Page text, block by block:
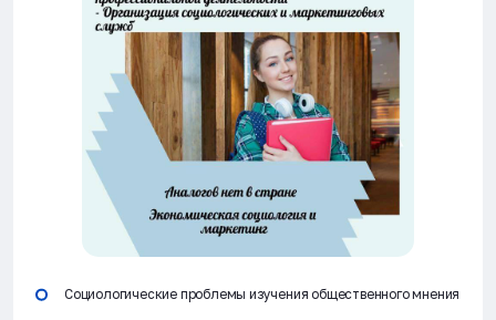
Социологические проблемы изучения общественного мнения